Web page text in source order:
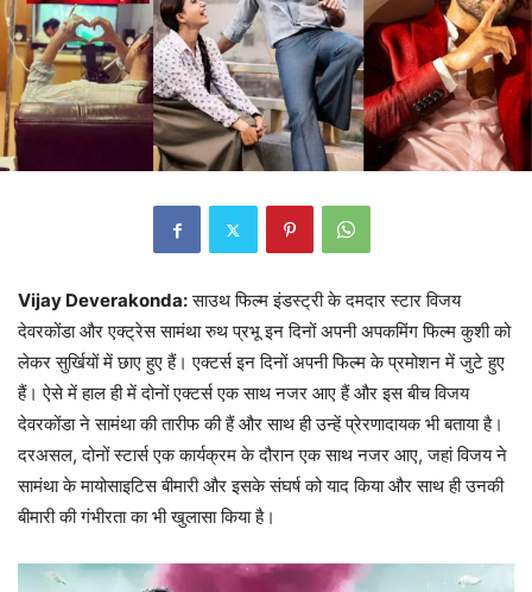
Vijay Deverakonda:साउथ फिल्म इंडस्ट्री के दमदार स्टार विजय
देवरकोंडा और एक्ट्रेस सामंथा रुथ प्रभू इन दिनों अपनी अपकमिंग फिल्म कुशी को
लेकर सुर्खियों में छाए हुए हैं। एक्टर्स इन दिनों अपनी फिल्म के प्रमोशन में जुटे हुए
हैं। ऐसे में हाल ही में दोनों एक्टर्स एक साथ नजर आए हैं और इस बीच विजय
देवरकोंडा ने सामंथा की तारीफ की हैं और साथ ही उन्हें प्रेरणादायक भी बताया है।
दरअसल, दोनों स्टार्स एक कार्यक्रम के दौरान एक साथ नजर आए, जहां विजय ने
सामंथा के मायोसाइटिस बीमारी और इसके संघर्ष को याद किया और साथ ही उनकी
बीमारी की गंभीरता का भी खुलासा किया है।